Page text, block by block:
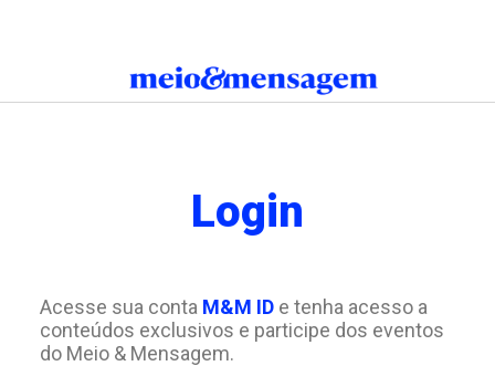
Login
Acesse sua conta M&M IDe tenha acesso a
conteúdos exclusivos e participe dos eventos
do Meio & Mensagem.